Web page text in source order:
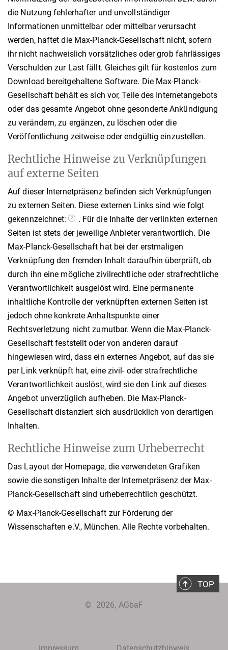
die Nutzung fehlerhafter und unvollständiger
Informationen unmittelbar oder mittelbar verursacht
werden, haftet die Max-Planck-Gesellschaft nicht, sofern
ihr nicht nachweislich vorsätzliches oder grob fahrlässiges
Verschulden zur Last fällt. Gleiches gilt für kostenlos zum
Download bereitgehaltene Software. Die Max-Planck-
Gesellschaft behält es sich vor, Teile des Internetangebots
oder das gesamte Angebot ohne gesonderte Ankündigung
zu verändern, zu ergänzen, zu löschen oder die
Veröffentlichung zeitweise oder endgültig einzustellen.
Rechtliche Hinweise zu Verknüpfungen
auf externe Seiten
Auf dieser Internetpräsenz befinden sich Verknüpfungen
zu externen Seiten. Diese externen Links sind wie folgt
gekennzeichnet:
. Für die Inhalte der verlinkten externen
Seiten ist stets der jeweilige Anbieter verantwortlich. Die
Max-Planck-Gesellschaft hat bei der erstmaligen
Verknüpfung den fremden Inhalt daraufhin überprüft, ob
durch ihn eine mögliche zivilrechtliche oder strafrechtliche
Verantwortlichkeit ausgelöst wird. Eine permanente
inhaltliche Kontrolle der verknüpften externen Seiten ist
jedoch ohne konkrete Anhaltspunkte einer
Rechtsverletzung nicht zumutbar. Wenn die Max-Planck-
Gesellschaft feststellt oder von anderen darauf
hingewiesen wird, dass ein externes Angebot, auf das sie
per Link verknüpft hat, eine zivil- oder strafrechtliche
Verantwortlichkeit auslöst, wird sie den Link auf dieses
Angebot unverzüglich aufheben. Die Max-Planck-
Gesellschaft distanziert sich ausdrücklich von derartigen
Inhalten.
Rechtliche Hinweise zum Urheberrecht
Das Layout der Homepage, die verwendeten Grafiken
sowie die sonstigen Inhalte der Internetpräsenz der Max-
Planck-Gesellschaft sind urheberrechtlich geschützt.
© Max-Planck-Gesellschaft zur Förderung der
Wissenschaften e.V., München. Alle Rechte vorbehalten.
TOP
© 2026, AGbaF